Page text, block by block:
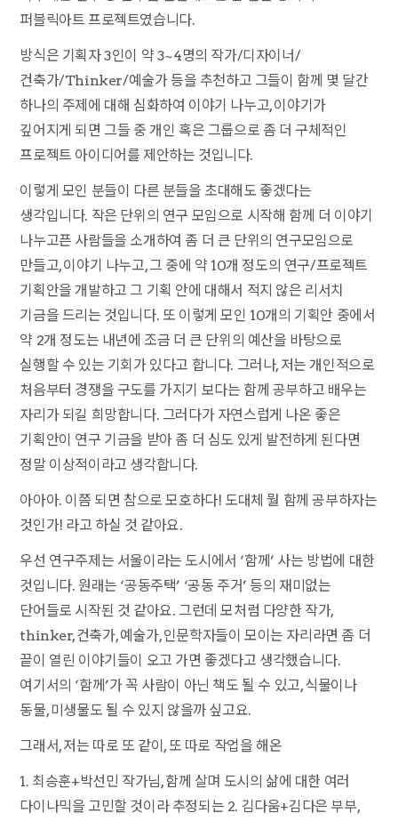
퍼블릭아트 프로젝트였습니다.
방식은 기획자 3인이 약 3~4명의 작가/디자이너/
건축가/Thinker/예술가 등을 추천하고 그들이 함께 몇 달간
하나의 주제에 대해 심화하여 이야기 나누고, 이야기가
깊어지게 되면 그들 중 개인 혹은 그룹으로 좀 더 구체적인
프로젝트 아이디어를 제안하는 것입니다.
이렇게 모인 분들이 다른 분들을 초대해도 좋겠다는
생각입니다. 작은 단위의 연구 모임으로 시작해 함께 더 이야기
나누고픈 사람들을 소개하여 좀 더 큰 단위의 연구모임으로
만들고, 이야기 나누고, 그 중에 약 10개 정도의 연구/프로젝트
기획안을 개발하고 그 기획 안에 대해서 적지 않은 리서치
기금을 드리는 것입니다. 또 이렇게 모인 10개의 기획안 중에서
약 2개 정도는 내년에 조금 더 큰 단위의 예산을 바탕으로
실행할 수 있는 기회가 있다고 합니다. 그러나, 저는 개인적으로
처음부터 경쟁을 구도를 가지기 보다는 함께 공부하고 배우는
자리가 되길 희망합니다. 그러다가 자연스럽게 나온 좋은
기획안이 연구 기금을 받아 좀 더 심도 있게 발전하게 된다면
정말 이상적이라고 생각합니다.
아아아. 이쯤 되면 참으로 모호하다! 도대체 뭘 함께 공부하자는
것인가! 라고 하실 것 같아요.
우선 연구주제는 서울이라는 도시에서 ‘함께’ 사는 방법에 대한
것입니다. 원래는 ‘공동주택’ ‘공동 주거’ 등의 재미없는
단어들로 시작된 것 같아요. 그런데 모처럼 다양한 작가,
thinker, 건축가, 예술가, 인문학자들이 모이는 자리라면 좀 더
끝이 열린 이야기들이 오고 가면 좋겠다고 생각했습니다.
여기서의 ‘함께’가 꼭 사람이 아닌 책도 될 수 있고, 식물이나
동물, 미생물도 될 수 있지 않을까 싶고요.
그래서, 저는 따로 또 같이, 또 따로 작업을 해온
1. 최승훈+박선민 작가님, 함께 살며 도시의 삶에 대한 여러
다이나믹을 고민할 것이라 추정되는 2. 김다움+김다은 부부,